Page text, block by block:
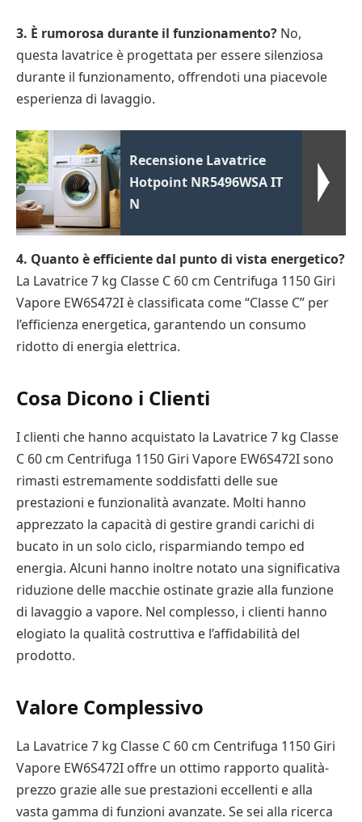
3. È rumorosa durante il funzionamento? No,
questa lavatrice è progettata per essere silenziosa
durante il funzionamento, offrendoti una piacevole
esperienza di lavaggio.
Recensione Lavatrice
Hotpoint NR5496WSA IT
N
4. Quanto è efficiente dal punto di vista energetico?
La Lavatrice 7 kg Classe C 60 cm Centrifuga 1150 Giri
Vapore EW6S472I è classificata come “Classe C” per
l’efficienza energetica, garantendo un consumo
ridotto di energia elettrica.
Cosa Dicono i Clienti
I clienti che hanno acquistato la Lavatrice 7 kg Classe
C 60 cm Centrifuga 1150 Giri Vapore EW6S472I sono
rimasti estremamente soddisfatti delle sue
prestazioni e funzionalità avanzate. Molti hanno
apprezzato la capacità di gestire grandi carichi di
bucato in un solo ciclo, risparmiando tempo ed
energia. Alcuni hanno inoltre notato una significativa
riduzione delle macchie ostinate grazie alla funzione
di lavaggio a vapore. Nel complesso, i clienti hanno
elogiato la qualità costruttiva e l’affidabilità del
prodotto.
Valore Complessivo
La Lavatrice 7 kg Classe C 60 cm Centrifuga 1150 Giri
Vapore EW6S472I offre un ottimo rapporto qualità-
prezzo grazie alle sue prestazioni eccellenti e alla
vasta gamma di funzioni avanzate. Se sei alla ricerca